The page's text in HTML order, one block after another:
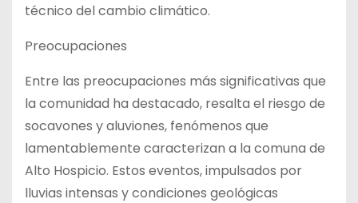
técnico del cambio climático.
Preocupaciones
Entre las preocupaciones más significativas que
la comunidad ha destacado, resalta el riesgo de
socavones y aluviones, fenómenos que
lamentablemente caracterizan a la comuna de
Alto Hospicio. Estos eventos, impulsados por
lluvias intensas y condiciones geológicas